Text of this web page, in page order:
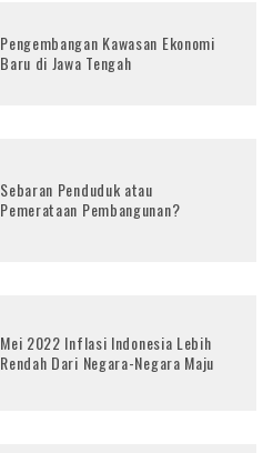
Pengembangan Kawasan Ekonomi
Baru di Jawa Tengah
Sebaran Penduduk atau
Pemerataan Pembangunan?
Mei 2022 Inflasi Indonesia Lebih
Rendah Dari Negara-Negara Maju